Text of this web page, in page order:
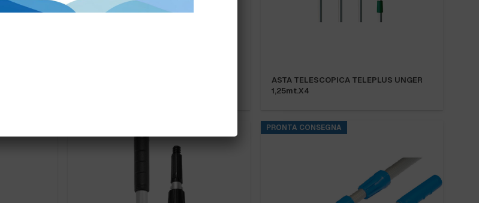
ASTA TELESCOPICA TELEPLUS UNGER
1,25mt.X4
PRONTA CONSEGNA